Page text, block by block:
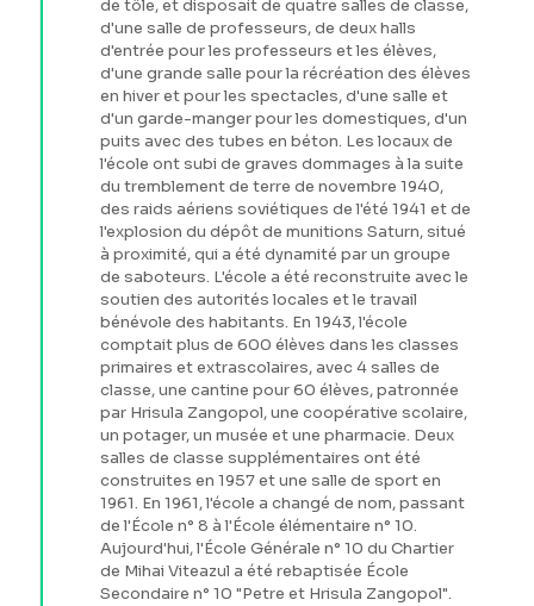
de tôle, et disposait de quatre salles de classe,
d'une salle de professeurs, de deux halls
d'entrée pour les professeurs et les élèves,
d'une grande salle pour la récréation des élèves
en hiver et pour les spectacles, d'une salle et
d'un garde-manger pour les domestiques, d'un
puits avec des tubes en béton. Les locaux de
l'école ont subi de graves dommages à la suite
du tremblement de terre de novembre 1940,
des raids aériens soviétiques de l'été 1941 et de
l'explosion du dépôt de munitions Saturn, situé
à proximité, qui a été dynamité par un groupe
de saboteurs. L'école a été reconstruite avec le
soutien des autorités locales et le travail
bénévole des habitants. En 1943, l'école
comptait plus de 600 élèves dans les classes
primaires et extrascolaires, avec 4 salles de
classe, une cantine pour 60 élèves, patronnée
par Hrisula Zangopol, une coopérative scolaire,
un potager, un musée et une pharmacie. Deux
salles de classe supplémentaires ont été
construites en 1957 et une salle de sport en
1961. En 1961, l'école a changé de nom, passant
de l'École n° 8 à l'École élémentaire n° 10.
Aujourd'hui, l'École Générale n° 10 du Chartier
de Mihai Viteazul a été rebaptisée École
Secondaire n° 10 "Petre et Hrisula Zangopol".